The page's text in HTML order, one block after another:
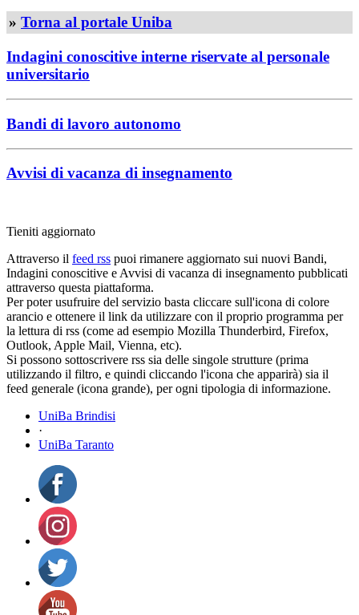
» Torna al portale Uniba
Indagini conoscitive interne riservate al personale
universitario
Bandi di lavoro autonomo
Avvisi di vacanza di insegnamento
Tieniti aggiornato
Attraverso il feed rss puoi rimanere aggiornato sui nuovi Bandi,
Indagini conoscitive e Avvisi di vacanza di insegnamento pubblicati
attraverso questa piattaforma.
Per poter usufruire del servizio basta cliccare sull'icona di colore
arancio e ottenere il link da utilizzare con il proprio programma per
la lettura di rss (come ad esempio Mozilla Thunderbird, Firefox,
Outlook, Apple Mail, Vienna, etc).
Si possono sottoscrivere rss sia delle singole strutture (prima
utilizzando il filtro, e quindi cliccando l'icona che apparirà) sia il
feed generale (icona grande), per ogni tipologia di informazione.
UniBa Brindisi
·
UniBa Taranto